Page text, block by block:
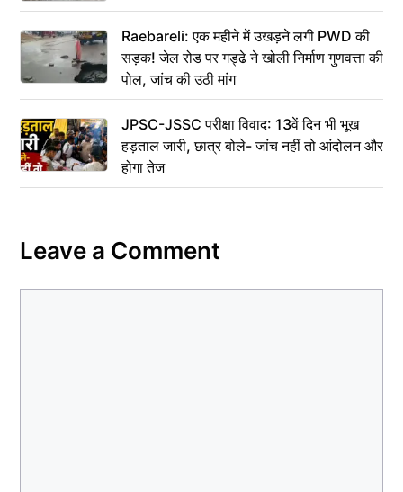
Raebareli: एक महीने में उखड़ने लगी PWD की
सड़क! जेल रोड पर गड्ढे ने खोली निर्माण गुणवत्ता की
पोल, जांच की उठी मांग
JPSC-JSSC परीक्षा विवाद: 13वें दिन भी भूख
हड़ताल जारी, छात्र बोले- जांच नहीं तो आंदोलन और
होगा तेज
Leave a Comment